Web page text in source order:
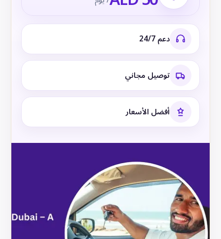
دعم 24/7
توصيل مجاني
أفضل الأسعار